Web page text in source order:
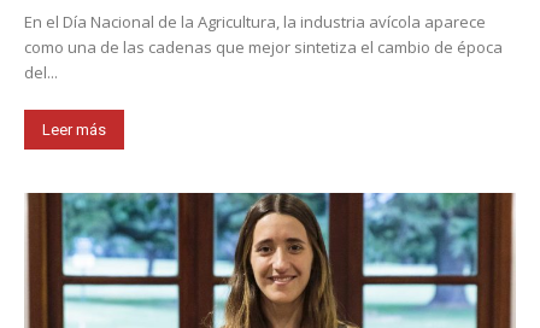
En el Día Nacional de la Agricultura, la industria avícola aparece
como una de las cadenas que mejor sintetiza el cambio de época
del...
Leer más